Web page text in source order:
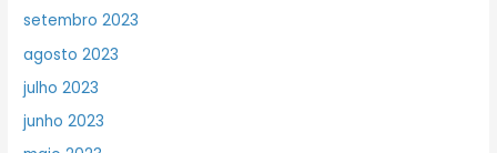
setembro 2023
agosto 2023
julho 2023
junho 2023